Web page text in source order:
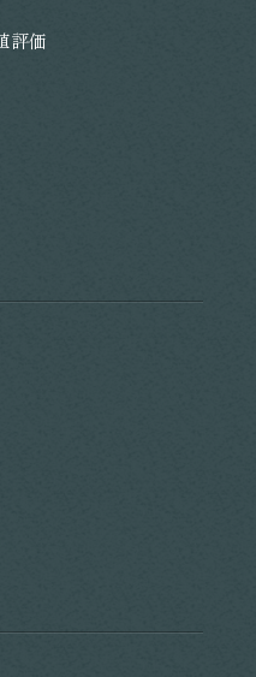
評価